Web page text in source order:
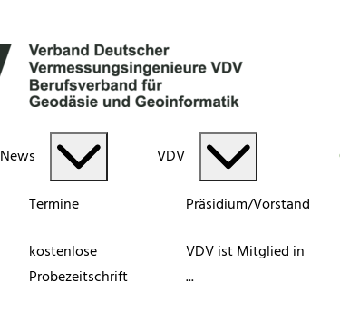
News
Termine
kostenlose
Probezeitschrift
VDV
Präsidium/Vorstand
VDV ist Mitglied in
...